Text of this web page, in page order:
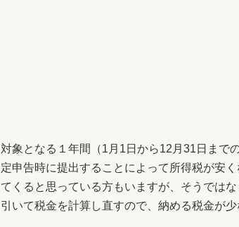
対象となる１年間（1月1日から12月31日まで
定申告時に提出することによって所得税が安
てくると思っている方もいますが、そうでは
引いて税金を計算し直すので、納める税金が少